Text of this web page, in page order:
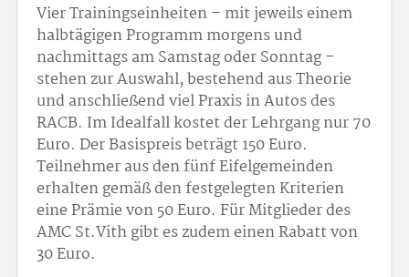
Vier Trainingseinheiten – mit jeweils einem
halbtägigen Programm morgens und
nachmittags am Samstag oder Sonntag –
stehen zur Auswahl, bestehend aus Theorie
und anschließend viel Praxis in Autos des
RACB. Im Idealfall kostet der Lehrgang nur 70
Euro. Der Basispreis beträgt 150 Euro.
Teilnehmer aus den fünf Eifelgemeinden
erhalten gemäß den festgelegten Kriterien
eine Prämie von 50 Euro. Für Mitglieder des
AMC St.Vith gibt es zudem einen Rabatt von
30 Euro.